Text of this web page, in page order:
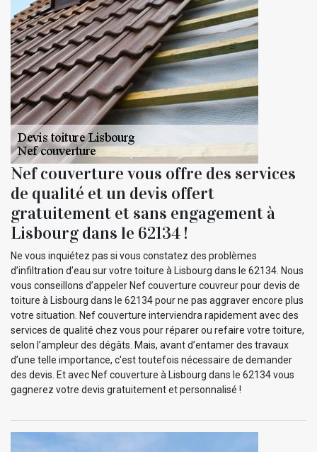
Nef couverture vous offre des services
de qualité et un devis offert
gratuitement et sans engagement à
Lisbourg dans le 62134 !
Ne vous inquiétez pas si vous constatez des problèmes
d’infiltration d’eau sur votre toiture à Lisbourg dans le 62134. Nous
vous conseillons d’appeler Nef couverture couvreur pour devis de
toiture à Lisbourg dans le 62134 pour ne pas aggraver encore plus
votre situation. Nef couverture interviendra rapidement avec des
services de qualité chez vous pour réparer ou refaire votre toiture,
selon l’ampleur des dégâts. Mais, avant d’entamer des travaux
d’une telle importance, c'est toutefois nécessaire de demander
des devis. Et avec Nef couverture à Lisbourg dans le 62134 vous
gagnerez votre devis gratuitement et personnalisé !